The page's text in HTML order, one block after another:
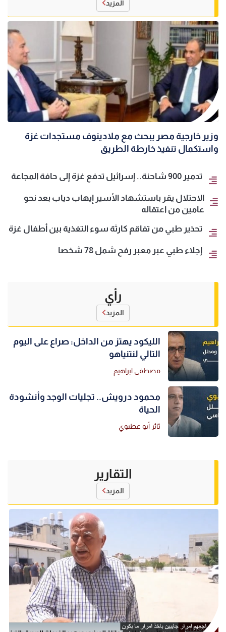
المزيد
وزير خارجية مصر يبحث مع ملادينوف مستجدات غزة
واستكمال تنفيذ خارطة الطريق
تدمير 900 شاحنة.. إسرائيل تدفع غزة إلى حافة المجاعة
الاحتلال يقر باستشهاد الأسير إيهاب دياب بعد نحو
عامين من اعتقاله
تحذير طبي من تفاقم كارثة سوء التغذية بين أطفال غزة
إجلاء طبي عبر معبر رفح شمل 78 شخصا
رأي
المزيد
الليكود يهتز من الداخل: صراع على اليوم
التالي لنتنياهو
مصطفى ابراهيم
محمود درويش.. تجليات الوجد وأنشودة
الحياة
ثائر أبو عطيوي
التقارير
المزيد